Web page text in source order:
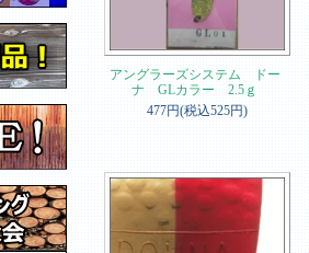
アングラーズシステム ドー
ナ GLカラー 2.5ｇ
477円(税込525円)